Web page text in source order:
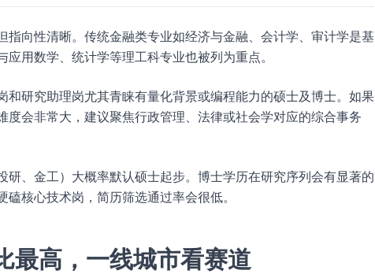
向性清晰。传统金融类专业如经济与金融、会计学、审计学是基
用数学、统计学等理工科专业也被列为重点。
研究助理岗尤其青睐有量化背景或编程能力的硕士及博士。如果
会非常大，建议聚焦行政管理、法律或社会学对应的综合事务
、金工）大概率默认硕士起步。博士学历在研究序列会有显著的
核心技术岗，简历筛选通过率会很低。
最高，一线城市看赛道